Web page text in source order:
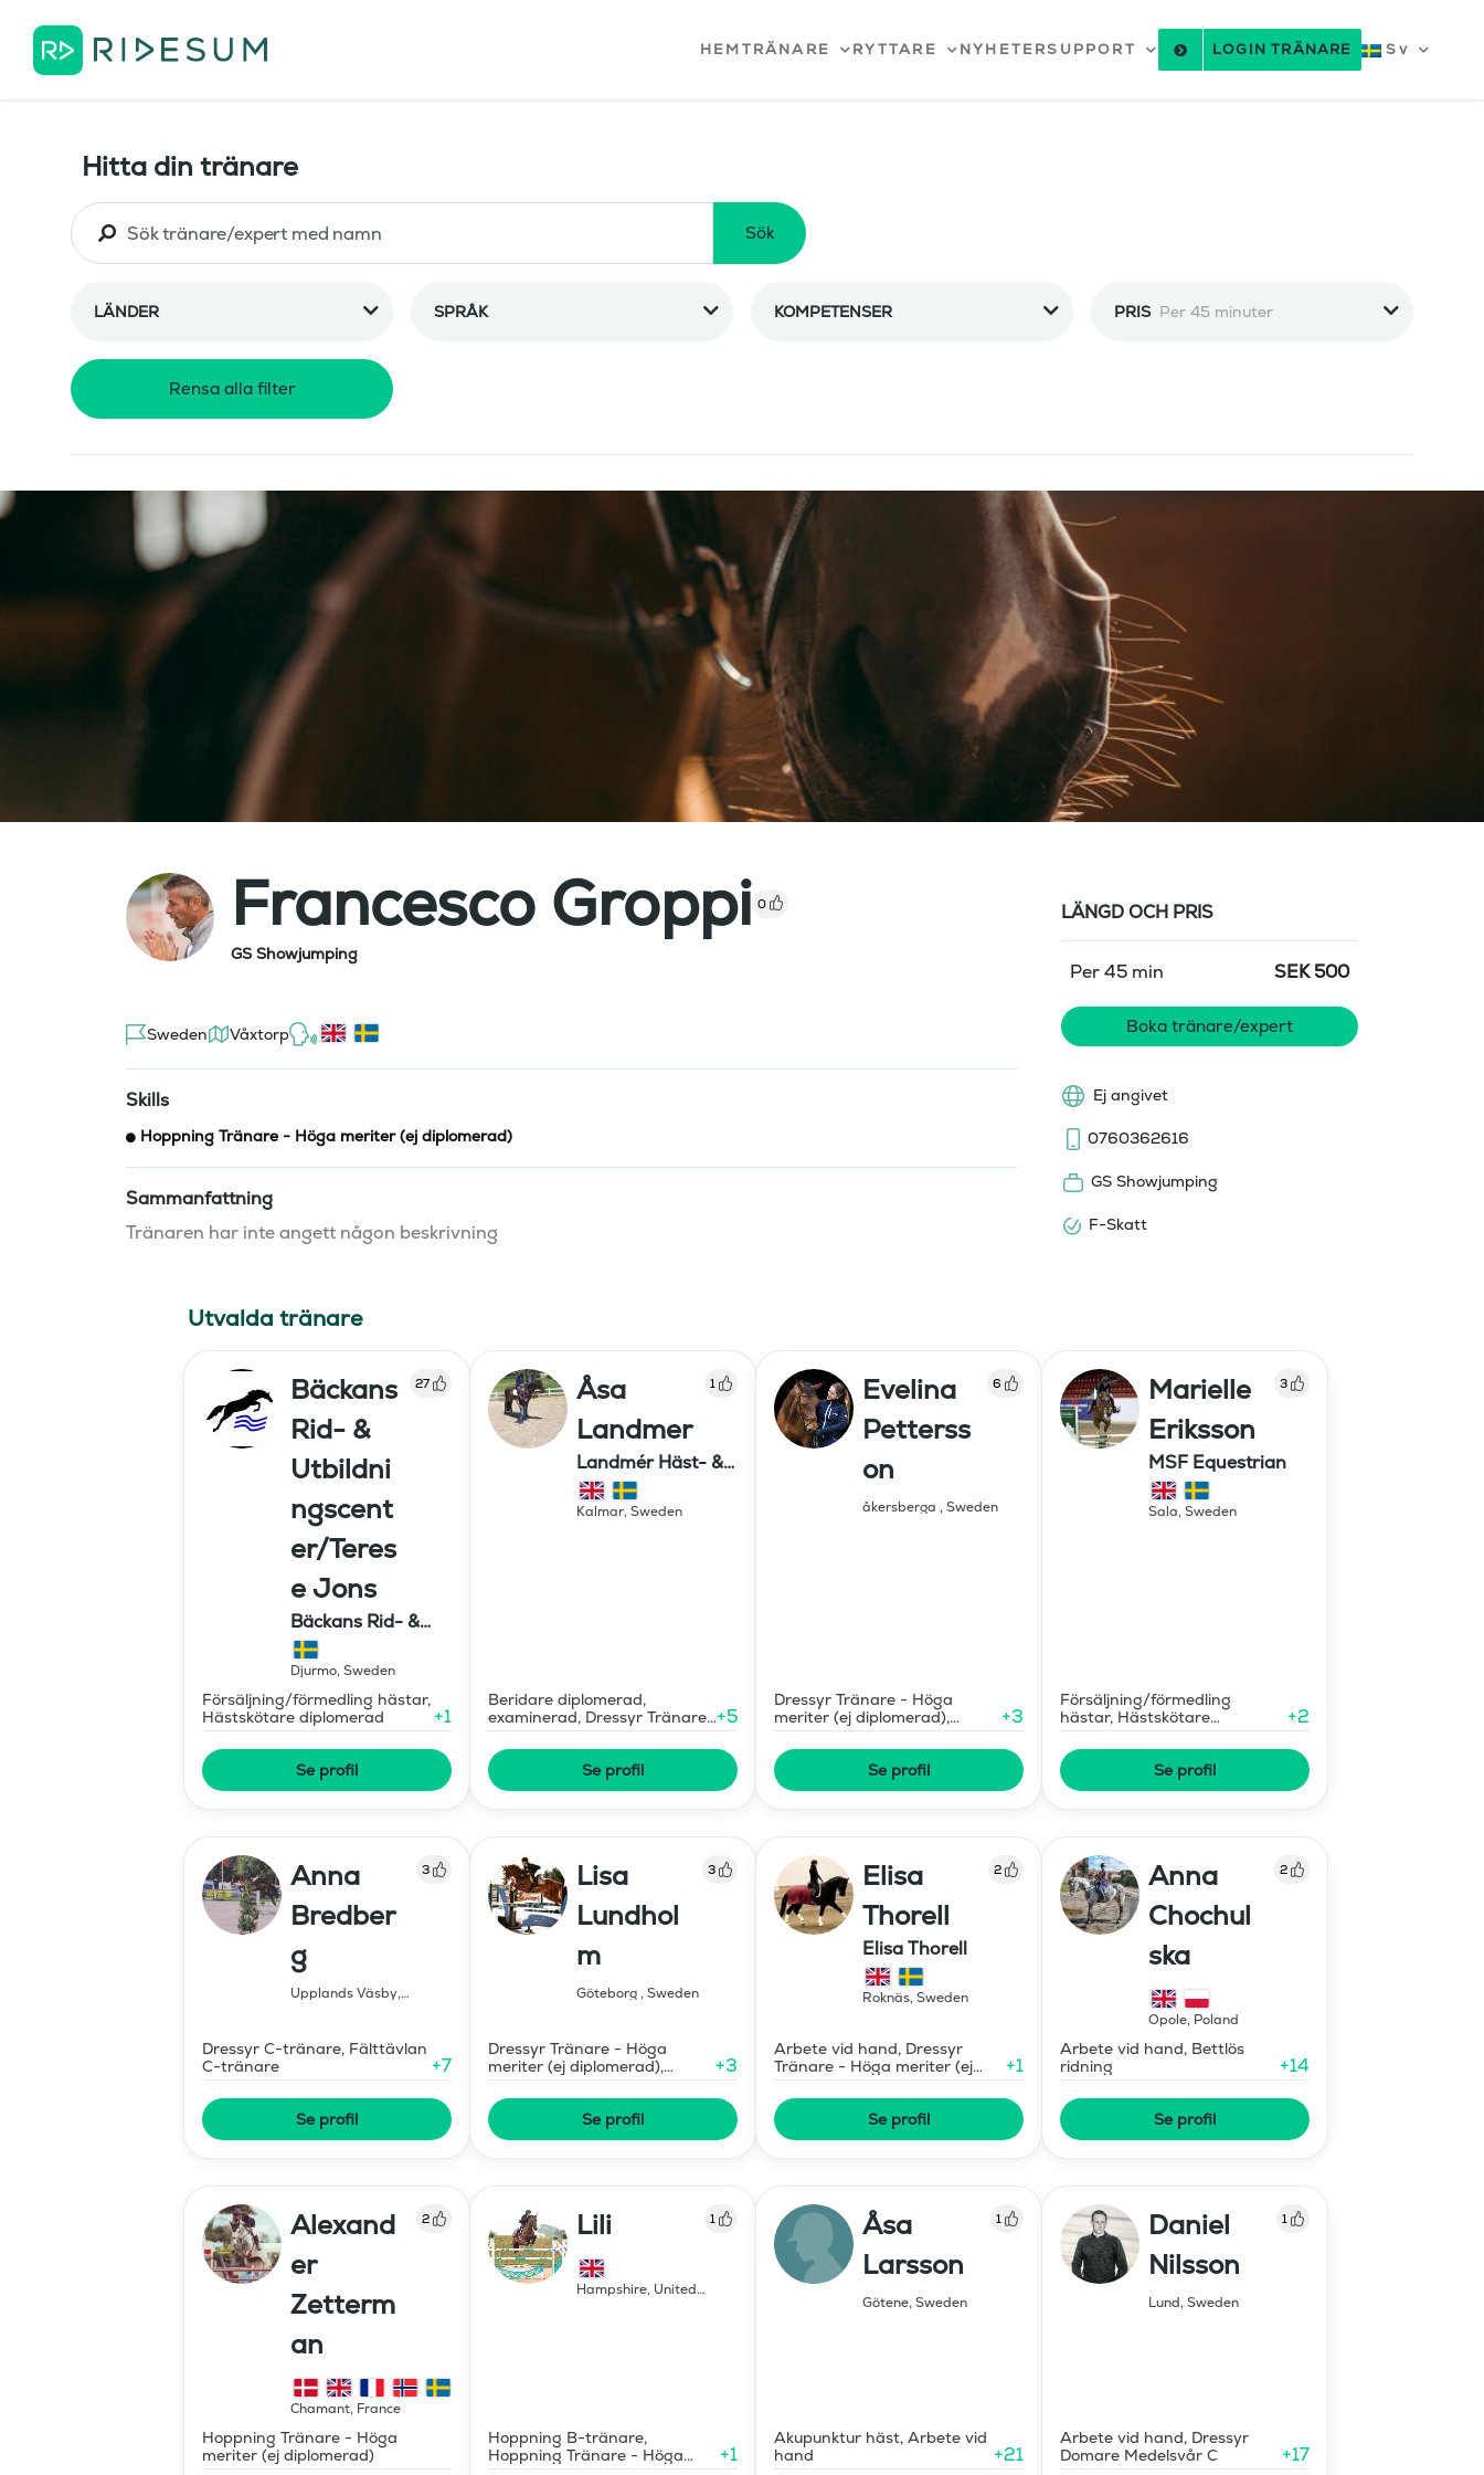
HEMTRÄNARE RYTTARE NYHETERSUPPORT LOGIN TRÄNARE Sv
Hitta din tränare
Sök
LÄNDER SPRÅK KOMPETENSER PRIS Per 45 minuter
Rensa alla filter
Francesco Groppi 0
GS Showjumping
Sweden Våxtorp
Skills
Hoppning Tränare - Höga meriter (ej diplomerad)
Sammanfattning
Tränaren har inte angett någon beskrivning
LÄNGD OCH PRIS
Per 45 min SEK 500
Boka tränare/expert
Ej angivet
0760362616
GS Showjumping
F-Skatt
Utvalda tränare
Bäckans
Rid- &
Utbildni
ngscent
er/Teres
e Jons
27
Bäckans Rid- &
Utbildningscenter
Djurmo, Sweden
Försäljning/förmedling hästar,
Hästskötare diplomerad
+1
Se profil
Åsa
Landmer
1
Landmér Häst- &
Ridutbildning
Kalmar, Sweden
Beridare diplomerad,
examinerad, Dressyr Tränare
- Höga meriter (ej
diplomerad)
+5
Se profil
Evelina
Petterss
on
6
åkersberga , Sweden
Dressyr Tränare - Höga
meriter (ej diplomerad),
Försäljning/förmedling hästar
+3
Se profil
Marielle
Eriksson
3
MSF Equestrian
Sala, Sweden
Försäljning/förmedling
hästar, Hästskötare
diplomerad
+2
Se profil
Anna
Bredber
g
3
Upplands Väsby,
Dressyr C-tränare, Fälttävlan
C-tränare
+7
Se profil
Lisa
Lundhol
m
3
Göteborg, Sweden
Dressyr Tränare - Höga
meriter (ej diplomerad),
Hoppning Tränare - Höga
meriter (ej diplomerad)
+3
Se profil
Elisa
Thorell
2
Elisa Thorell
Roknäs, Sweden
Arbete vid hand, Dressyr
Tränare - Höga meriter (ej
diplomerad)
+1
Se profil
Anna
Chochul
ska
2
Opole, Poland
Arbete vid hand, Bettlös
ridning
+14
Se profil
Alexand
er
Zetterm
an
2
Chamant, France
Hoppning Tränare - Höga
meriter (ej diplomerad)
Lili 1
Hampshire, United
Hoppning B-tränare,
Hoppning Tränare - Höga
+1
Åsa
Larsson
1
Götene, Sweden
Akupunktur häst, Arbete vid
hand
+21
Daniel
Nilsson
1
Lund, Sweden
Arbete vid hand, Dressyr
Domare Medelsvår C
+17